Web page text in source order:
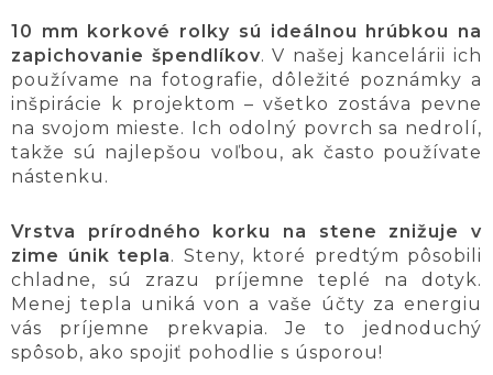
10 mm korkové rolky sú ideálnou hrúbkou na
zapichovanie špendlíkov. V našej kancelárii ich
používame na fotografie, dôležité poznámky a
inšpirácie k projektom – všetko zostáva pevne
na svojom mieste. Ich odolný povrch sa nedrolí,
takže sú najlepšou voľbou, ak často používate
nástenku.
Vrstva prírodného korku na stene znižuje v
zime únik tepla. Steny, ktoré predtým pôsobili
chladne, sú zrazu príjemne teplé na dotyk.
Menej tepla uniká von a vaše účty za energiu
vás príjemne prekvapia. Je to jednoduchý
spôsob, ako spojiť pohodlie s úsporou!